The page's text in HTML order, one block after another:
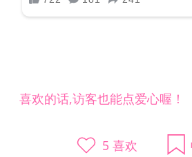
喜欢的话,访客也能点爱心喔！
5 喜欢